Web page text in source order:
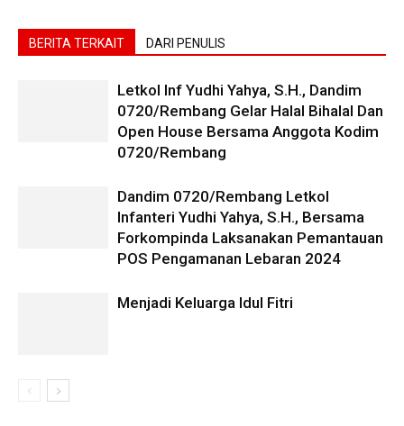
BERITA TERKAIT DARI PENULIS
Letkol Inf Yudhi Yahya, S.H., Dandim
0720/Rembang Gelar Halal Bihalal Dan
Open House Bersama Anggota Kodim
0720/Rembang
Dandim 0720/Rembang Letkol
Infanteri Yudhi Yahya, S.H., Bersama
Forkompinda Laksanakan Pemantauan
POS Pengamanan Lebaran 2024
Menjadi Keluarga Idul Fitri